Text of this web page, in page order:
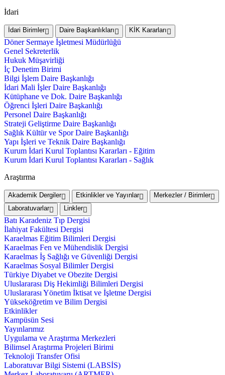
İdari
İdari Birimler Daire Başkanlıkları KİK Kararları
Döner Sermaye İşletmesi Müdürlüğü
Genel Sekreterlik
Hukuk Müşavirliği
İç Denetim Birimi
Bilgi İşlem Daire Başkanlığı
İdari Mali İşler Daire Başkanlığı
Kütüphane ve Dok. Daire Başkanlığı
Öğrenci İşleri Daire Başkanlığı
Personel Daire Başkanlığı
Strateji Geliştirme Daire Başkanlığı
Sağlık Kültür ve Spor Daire Başkanlığı
Yapı İşleri ve Teknik Daire Başkanlığı
Kurum İdari Kurul Toplantısı Kararları - Eğitim
Kurum İdari Kurul Toplantısı Kararları - Sağlık
Araştırma
Akademik Dergiler Etkinlikler ve Yayınlar
Merkezler / Birimler
Laboratuvarlar
Linkler
Batı Karadeniz Tıp Dergisi
İlahiyat Fakültesi Dergisi
Karaelmas Eğitim Bilimleri Dergisi
Karaelmas Fen ve Mühendislik Dergisi
Karaelmas İş Sağlığı ve Güvenliği Dergisi
Karaelmas Sosyal Bilimler Dergisi
Türkiye Diyabet ve Obezite Dergisi
Uluslararası Diş Hekimliği Bilimleri Dergisi
Uluslararası Yönetim İktisat ve İşletme Dergisi
Yükseköğretim ve Bilim Dergisi
Etkinlikler
Kampüsün Sesi
Yayınlarımız
Uygulama ve Araştırma Merkezleri
Bilimsel Araştırma Projeleri Birimi
Teknoloji Transfer Ofisi
Laboratuvar Bilgi Sistemi (LABSİS)